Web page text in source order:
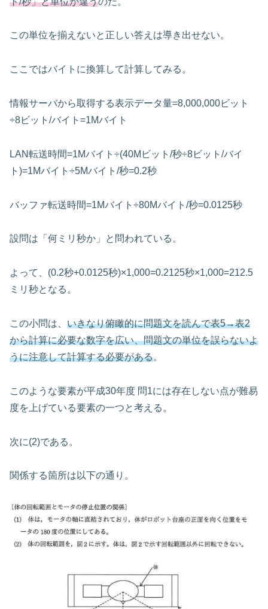
この単位を揃えないと正しい答えは導き出せない。
ここではバイトに換算して計算してみる。
情報サーバから取得する表示データ量=8,000,000ビット
÷8ビット/バイト=1Mバイト
LAN転送時間=1Mバイト÷(40Mビット/秒÷8ビット/バイ
ト)=1Mバイト÷5Mバイト/秒=0.2秒
バッファ転送時間=1Mバイト÷80Mバイト/秒=0.0125秒
設問は「何ミリ秒か」と問われている。
よって、(0.2秒+0.0125秒)×1,000=0.2125秒×1,000=212.5
ミリ秒となる。
この小問は、 いきなり俯瞰的に問題文を読んで表5→表2
から計算に必要な数字を広い、問題文の単位を誤らないよ
うに注意して計算する必要がある。
このような要素が平成30年度 問1には存在しない点が難易
度を上げている要素の一つと考える。
次に(2)である。
関係する箇所は以下の通り。